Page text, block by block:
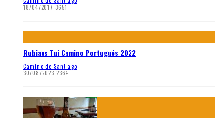
18/04/2017 3651
Rubiaes Tui Camino Portugués 2022
Camino de Santiago
30/08/2023 2364